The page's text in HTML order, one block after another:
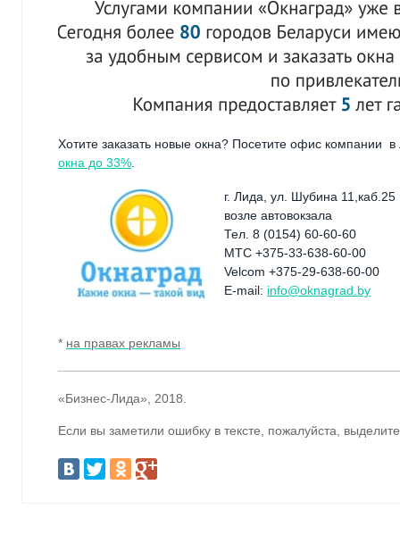
Хотите заказать новые окна? Посетите офис компании
окна до 33%
г. Лида, ул. Шубина 11,каб.25
возле автовокзала
Тел. 8 (0154) 60-60-60
МТС +375-33-638-60-00
Velcom +375-29-638-60-00
E-mail: info@oknagrad.by
* на правах рекламы
«Бизнес-Лида», 2018.
Если вы заметили ошибку в тексте, пожалуйста,